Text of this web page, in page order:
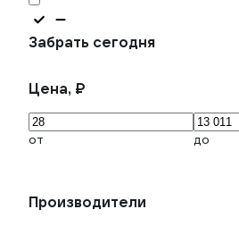
Забрать сегодня
Цена, ₽
от до
Производители